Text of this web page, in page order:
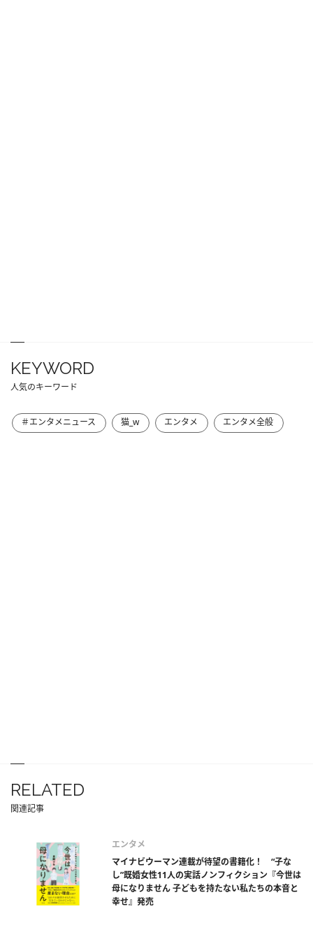
KEYWORD
人気のキーワード
＃エンタメニュース 猫_w エンタメ エンタメ全般
RELATED
関連記事
エンタメ
マイナビウーマン連載が待望の書籍化！ “子な
し”既婚女性11人の実話ノンフィクション『今世は
母になりません 子どもを持たない私たちの本音と
幸せ』発売